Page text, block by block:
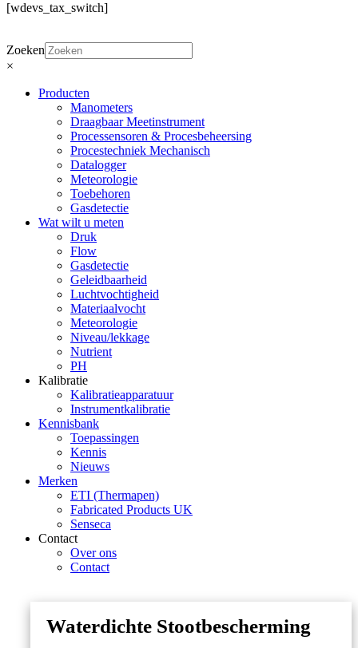
[wdevs_tax_switch]
Zoeken
×
Producten
Manometers
Draagbaar Meetinstrument
Processensoren & Procesbeheersing
Procestechniek Mechanisch
Datalogger
Meteorologie
Toebehoren
Gasdetectie
Wat wilt u meten
Druk
Flow
Gasdetectie
Geleidbaarheid
Luchtvochtigheid
Materiaalvocht
Meteorologie
Niveau/lekkage
Nutrient
PH
Kalibratie
Kalibratieapparatuur
Instrumentkalibratie
Kennisbank
Toepassingen
Kennis
Nieuws
Merken
ETI (Thermapen)
Fabricated Products UK
Senseca
Contact
Over ons
Contact
Waterdichte Stootbescherming